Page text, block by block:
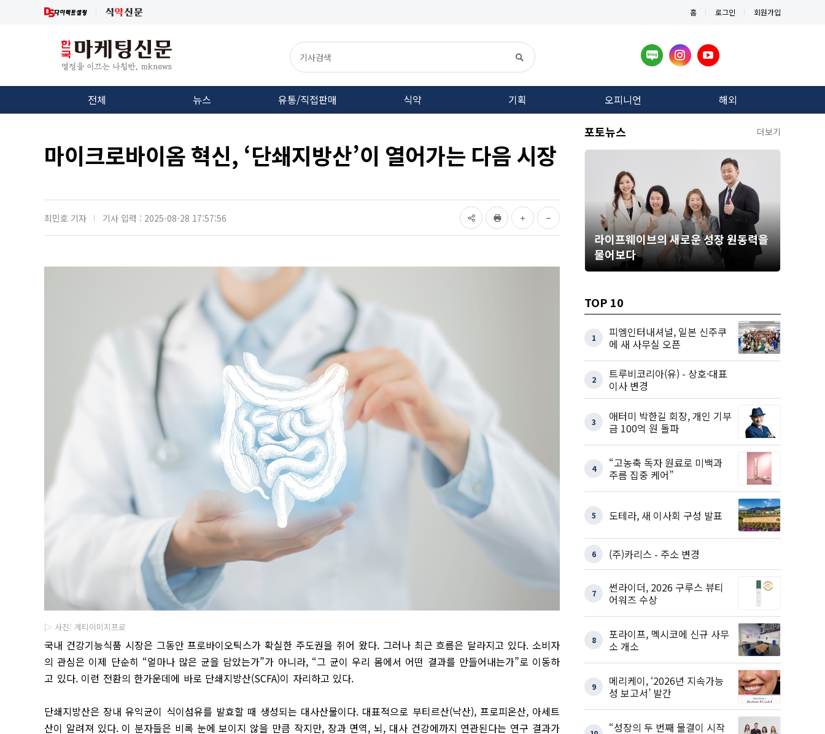
홈 로그인 회원가입
전체 뉴스 유통/직접판매 식약 기획 오피니언 해외
마이크로바이옴 혁신, ‘단쇄지방산’이 열어가는 다음 시장
최민호 기자 기사 입력 : 2025-08-28 17:57:56
▷ 사진: 게티이미지프로
국내 건강기능식품 시장은 그동안 프로바이오틱스가 확실한 주도권을 쥐어 왔다. 그러나 최근 흐름은 달라지고 있다. 소비자
의 관심은 이제 단순히 “얼마나 많은 균을 담았는가”가 아니라, “그 균이 우리 몸에서 어떤 결과를 만들어내는가”로 이동하
고 있다. 이런 전환의 한가운데에 바로 단쇄지방산(SCFA)이 자리하고 있다.
단쇄지방산은 장내 유익균이 식이섬유를 발효할 때 생성되는 대사산물이다. 대표적으로 부티르산(낙산), 프로피온산, 아세트
산이 알려져 있다. 이 분자들은 비록 눈에 보이지 않을 만큼 작지만, 장과 면역, 뇌, 대사 건강에까지 연관된다는 연구 결과가
포토뉴스 더보기
라이프웨이브의 새로운 성장 원동력을
물어보다
TOP 10
1
피엠인터내셔널, 일본 신주쿠
에 새 사무실 오픈
2
트루비코리아(유) - 상호·대표
이사 변경
3
애터미 박한길 회장, 개인 기부
금 100억 원 돌파
4
“고농축 독자 원료로 미백과
주름 집중 케어”
5 도테라, 새 이사회 구성 발표
6 (주)카리스 - 주소 변경
7
썬라이더, 2026 구루스 뷰티
어워즈 수상
8
포라이프, 멕시코에 신규 사무
소 개소
9
메리케이, ‘2026년 지속가능
성 보고서’ 발간
“성장의 두 번째 물결이 시작